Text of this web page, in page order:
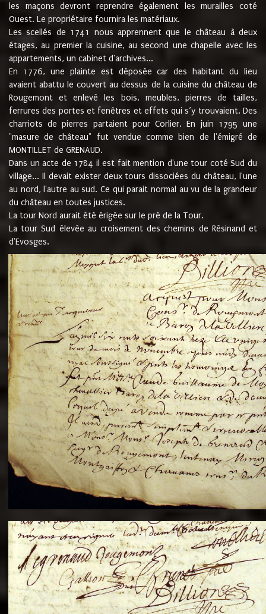
les maçons devront reprendre également les murailles coté
Ouest. Le propriétaire fournira les matériaux.
Les scellés de 1741 nous apprennent que le château à deux
étages, au premier la cuisine, au second une chapelle avec les
appartements, un cabinet d'archives...
En 1776, une plainte est déposée car des habitant du lieu
avaient abattu le couvert au dessus de la cuisine du château de
Rougemont et enlevé les bois, meubles, pierres de tailles,
ferrures des portes et fenêtres et effets qui s’y trouvaient. Des
charriots de pierres partaient pour Corlier. En juin 1795 une
"masure de château" fut vendue comme bien de l'émigré de
MONTILLET de GRENAUD.
Dans un acte de 1784 il est fait mention d'une tour coté Sud du
village... Il devait exister deux tours dissociées du château, l'une
au nord, l'autre au sud. Ce qui parait normal au vu de la grandeur
du château en toutes justices.
La tour Nord aurait été érigée sur le pré de la Tour.
La tour Sud élevée au croisement des chemins de Résinand et
d'Evosges.